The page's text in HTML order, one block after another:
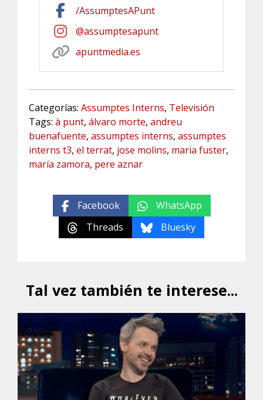
/AssumptesAPunt
@assumptesapunt
apuntmedia.es
Categorías:Assumptes Interns, Televisión
Tags:à punt,álvaro morte,andreu
buenafuente,assumptes interns,assumptes
interns t3,el terrat, jose molins, maria fuster,
maría zamora, pere aznar
Facebook
WhatsApp
Threads
Bluesky
Tal vez también te interese...